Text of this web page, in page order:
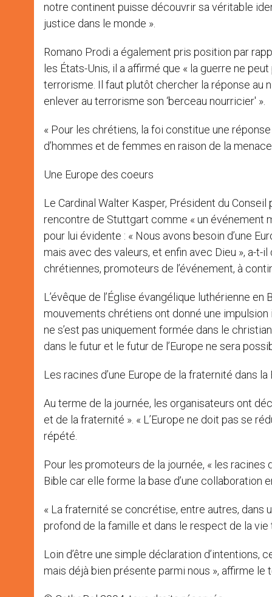
notre continent puisse découvrir sa véritable
justice dans le monde ».
Romano Prodi a également pris position par
les États-Unis, il a affirmé que « la guerre ne
terrorisme. Il faut plutôt chercher la réponse au
enlever au terrorisme son ‘berceau nourricier' ».
« Pour les chrétiens, la foi constitue une
d’hommes et de femmes en raison de la
Une Europe des coeurs
Le Cardinal Walter Kasper, Président du
rencontre de Stuttgart comme « un événement
pour lui évidente : « Nous avons besoin d’une
mais avec des valeurs, et enfin avec Dieu », a-
chrétiennes, promoteurs de l’événement, à
L’évêque de l’Église évangélique luthérienne
mouvements chrétiens ont donné une impulsion
ne s’est pas uniquement formée dans le
dans le futur et le futur de l’Europe ne sera
Les racines d’une Europe de la fraternité dans la
Au terme de la journée, les organisateurs ont
et de la fraternité ». « L’Europe ne doit pas se
répété.
Pour les promoteurs de la journée, « les racines
Bible car elle forme la base d’une collaboration
« La fraternité se concrétise, entre autres, dans
profond de la famille et dans le respect de la vie
Loin d’être une simple déclaration
mais déjà bien présente parmi nous », affirme le